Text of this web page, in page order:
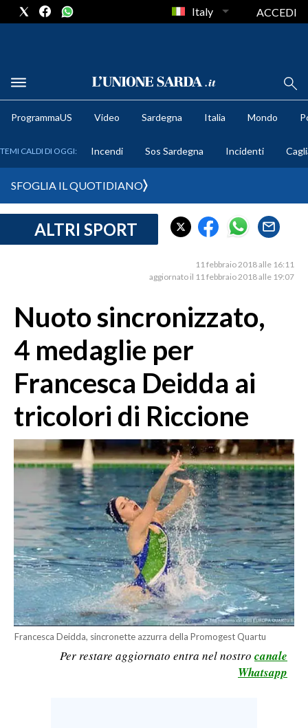
METEO
CRONACA SARDEGNA
MEDIO CAMPIDANO
SASSARI E PROVINCIA
GALLURA
NUORO E PROVINCIA
OGLIASTRA
AGENDA
CRONACA
MONDO
POLITICA
ECONOMIA
SERVIZI ALLE IMPRESE
LAVORO
Italy ACCEDI
ProgrammaUS Video Sardegna Italia Mondo
TEMI CALDI DI OGGI: Incendi Sos Sardegna Incidenti
SFOGLIA IL QUOTIDIANO
ALTRI SPORT
11 febbraio 2018 alle 16:11
aggiornato il 11 febbraio 2018 alle 19:07
Nuoto sincronizzato,
4 medaglie per
Francesca Deidda ai
tricolori di Riccione
Francesca Deidda, sincronette azzurra della Promogest Quartu
Per restare aggiornato entra nel nostro canale
Whatsapp